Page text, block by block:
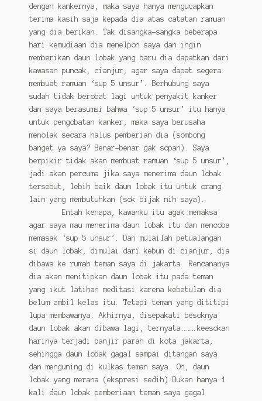
Wishlist
Cara Order
Terms And Conditions
dengan kankernya, maka saya hanya mengucapkan
terima kasih saja kepada dia atas catatan ramuan
yang dia berikan. Tak disangka-sangka beberapa
hari kemudiaan dia menelpon saya dan ingin
memberikan daun lobak yang baru dia dapatkan dari
kawasan puncak, cianjur, agar saya dapat segera
membuat ramuan ‘sup 5 unsur’. Berhubung saya
sudah tidak berobat lagi untuk penyakit kanker
dan saya berasumsi bahwa ‘sup 5 unsur’ itu hanya
untuk pengobatan kanker, maka saya berusaha
menolak secara halus pemberian dia (sombong
banget ya saya? Benar-benar gak sopan). Saya
berpikir tidak akan membuat ramuan ‘sup 5 unsur’,
jadi akan percuma jika saya menerima daun lobak
tersebut, lebih baik daun lobak itu untuk orang
lain yang membutuhkan (sok bijak nih saya).
Entah kenapa, kawanku itu agak memaksa
agar saya mau menerima daun lobak itu dan mencoba
memasak ‘sup 5 unsur’. Dan mulailah petualangan
si daun lobak, dimulai dari kebun di cianjur, dia
dibawa ke rumah teman saya di jakarta. Rencananya
dia akan menitipkan daun lobak itu pada teman
yang ikut latihan meditasi karena kebetulan dia
belum ambil kelas itu. Tetapi teman yang dititipi
lupa membawanya. Akhirnya, disepakati besoknya
daun lobak akan dibawa lagi, ternyata……….keesokan
harinya terjadi banjir parah di kota jakarta,
sehingga daun lobak gagal sampai ditangan saya
dan menguning di kulkas teman saya. Oh, daun
lobak yang merana (ekspresi sedih).Bukan hanya 1
kali daun lobak pemberiaan teman saya gagal